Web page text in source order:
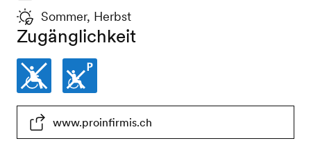
Sommer, Herbst
Zugänglichkeit
Nicht
rollstuhlgängig
Parkplatze
nichtrollstuhlgängig
www.proinfirmis.ch